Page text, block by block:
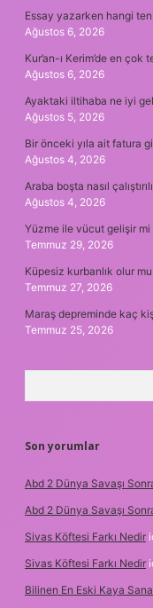
Essay yazarken hangi
Ağustos 6, 2026
Kur’an-ı Kerim’de en
Ağustos 6, 2026
Ayaktaki iltihaba ne iyi
Ağustos 5, 2026
Bir önceki yıla ait fatura
Ağustos 4, 2026
Araba boşta nasıl
Ağustos 4, 2026
Yüzme ile vücut gelişir mi
Temmuz 29, 2026
Küpesiz kurbanlık olur
Temmuz 27, 2026
Maraş depreminde kaç
Temmuz 25, 2026
Son yorumlar
Abd 2 Dünya Savaşı
Abd 2 Dünya Savaşı
Sivas Köftesi Farkı Nedir
Sivas Köftesi Farkı Nedir
Bilinen En Eski Kaya